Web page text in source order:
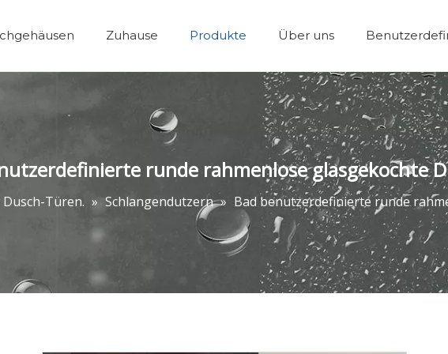
Zuhause Produkte Über uns
runde rahmenlose glasgekochte
Dusch-Türen. » Schlangendutzern » Bad benutzerdefinierte runde